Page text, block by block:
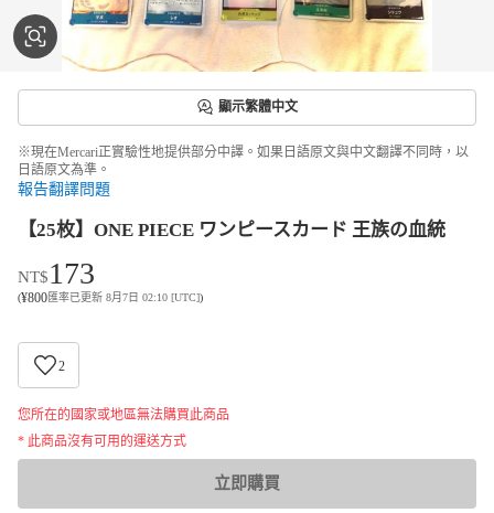
顯示繁體中文
※現在Mercari正實驗性地提供部分中譯。如果日語原文與中文翻譯不同時，以
日語原文為準。
報告翻譯問題
【25枚】ONE PIECE ワンピースカード 王族の血統
NT$173
(¥800匯率已更新 8月7日 02:10 [UTC])
2
您所在的國家或地區無法購買此商品
* 此商品沒有可用的運送方式
立即購買